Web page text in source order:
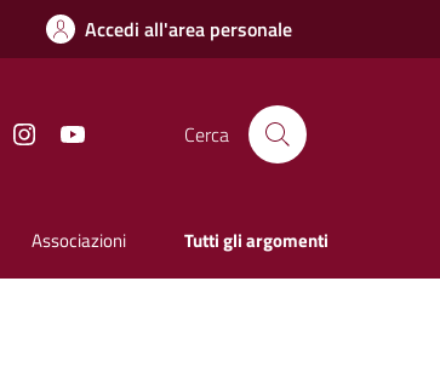
Accedi all'area personale
Facebook Instagram Cerca
Associazioni Tutti gli argomenti